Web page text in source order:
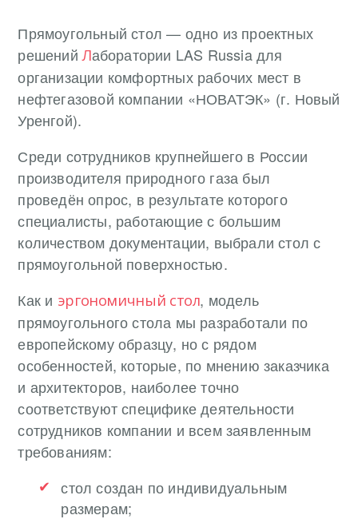
Прямоугольный стол — одно из проектных
решенийЛаборатории LAS Russia для
организации комфортных рабочих мест в
нефтегазовой компании «НОВАТЭК» (г. Новый
Уренгой).
Среди сотрудников крупнейшего в России
производителя природного газа был
проведён опрос, в результате которого
специалисты, работающие с большим
количеством документации, выбрали стол с
прямоугольной поверхностью.
Как и эргономичный стол, модель
прямоугольного стола мы разработали по
европейскому образцу, но с рядом
особенностей, которые, по мнению заказчика
и архитекторов, наиболее точно
соответствуют специфике деятельности
сотрудников компании и всем заявленным
требованиям:
стол создан по индивидуальным
размерам;